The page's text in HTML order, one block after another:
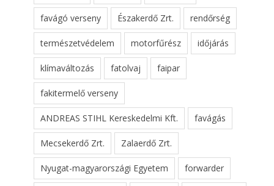
favágó verseny Északerdő Zrt. rendőrség
természetvédelem motorfűrész időjárás
klímaváltozás fatolvaj faipar
fakitermelő verseny
ANDREAS STIHL Kereskedelmi Kft. favágás
Mecsekerdő Zrt. Zalaerdő Zrt.
Nyugat-magyarországi Egyetem forwarder